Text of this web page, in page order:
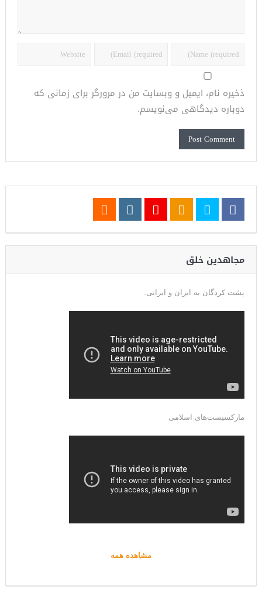
ذخیره نام، ایمیل و وبسایت من در مرورگر برای زمانی که
دوباره دیدگاهی می‌نویسم.
مجاهدین خلق
پشت کردگان به ایران و ایرانی.
مارکسیست‌های اسلامی
مشاهده همه